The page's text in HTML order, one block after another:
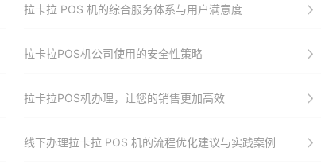
拉卡拉 POS 机的综合服务体系与用户满意度
拉卡拉POS机公司使用的安全性策略
拉卡拉POS机办理，让您的销售更加高效
线下办理拉卡拉 POS 机的流程优化建议与实践案例